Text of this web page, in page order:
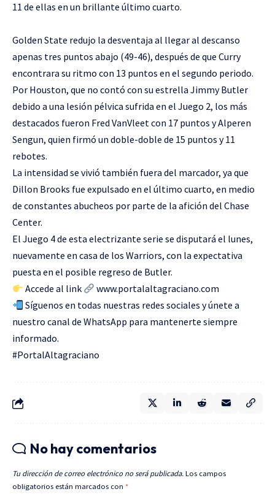
11 de ellas en un brillante último cuarto.
Golden State redujo la desventaja al llegar al descanso
apenas tres puntos abajo (49-46), después de que Curry
encontrara su ritmo con 13 puntos en el segundo periodo.
Por Houston, que no contó con su estrella Jimmy Butler
debido a una lesión pélvica sufrida en el Juego 2, los más
destacados fueron Fred VanVleet con 17 puntos y Alperen
Sengun, quien firmó un doble-doble de 15 puntos y 11
rebotes.
La intensidad se vivió también fuera del marcador, ya que
Dillon Brooks fue expulsado en el último cuarto, en medio
de constantes abucheos por parte de la afición del Chase
Center.
El Juego 4 de esta electrizante serie se disputará el lunes,
nuevamente en casa de los Warriors, con la expectativa
puesta en el posible regreso de Butler.
Accede al link
www.portalaltagraciano.com
Síguenos en todas nuestras redes sociales y únete a
nuestro canal de WhatsApp para mantenerte siempre
informado.
#PortalAltagraciano
No hay comentarios
Tu dirección de correo electrónico no será publicada. Los campos
obligatorios están marcados con *